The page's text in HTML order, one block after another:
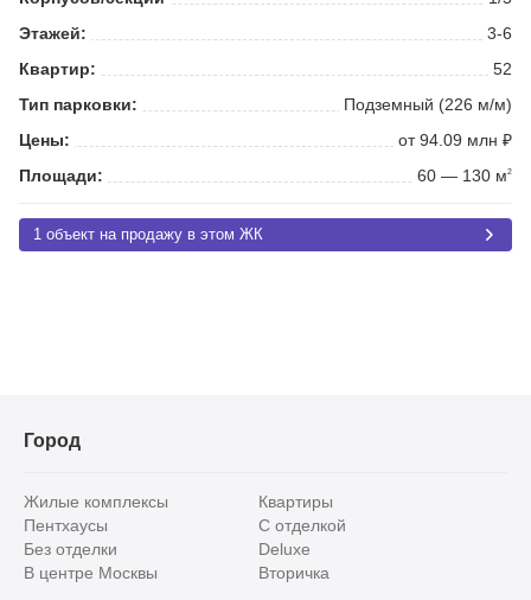
Этажей:
3-6
Квартир:
52
Тип парковки:
Подземный (226 м/м)
Цены:
от 94.09 млн ₽
Площади:
60 — 130 м2
1 объект на продажу в этом ЖК
Город
Жилые комплексы
Квартиры
Пентхаусы
С отделкой
Без отделки
Deluxe
В центре Москвы
Вторичка